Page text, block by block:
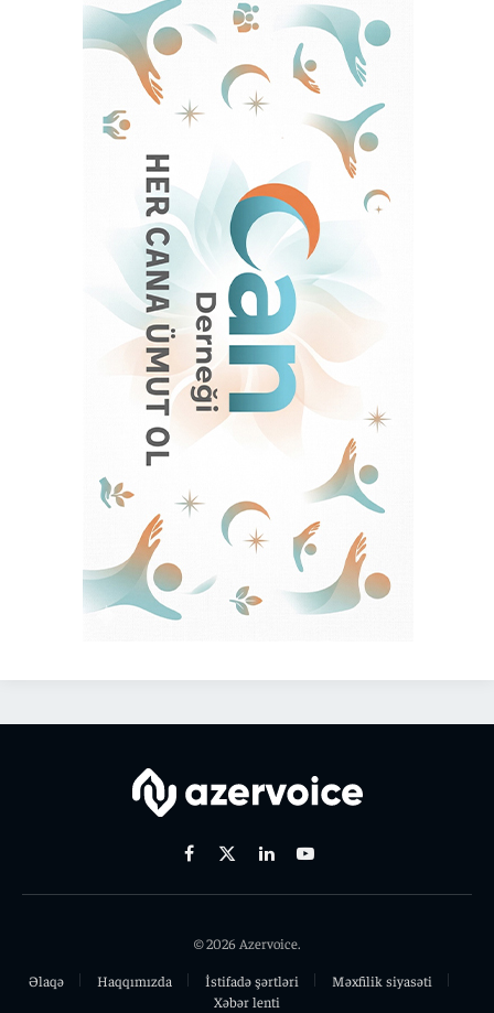
Facebook
X
LinkedinYoutube
© 2026 Azervoice.
Əlaqə
Haqqımızda İstifadə şərtləri
Məxfilik siyasəti
Xəbər lenti